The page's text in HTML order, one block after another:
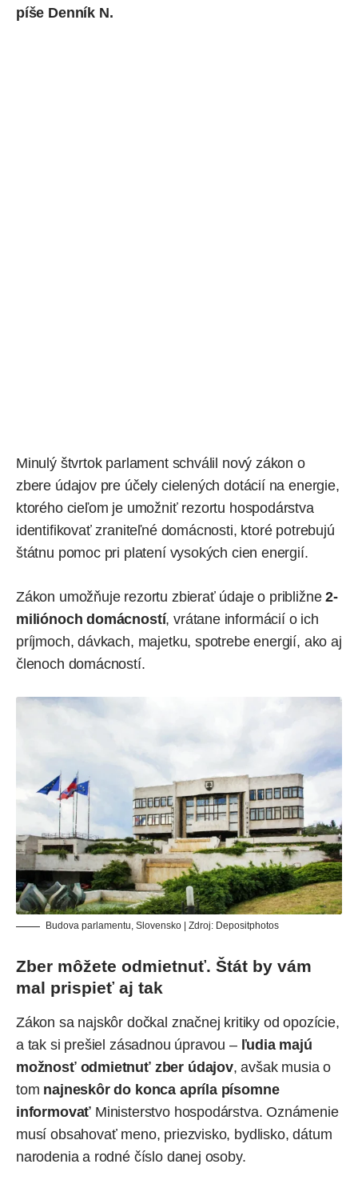
píše Denník N.
Minulý štvrtok parlament schválil nový zákon o
zbere údajov pre účely cielených dotácií na energie,
ktorého cieľom je umožniť rezortu hospodárstva
identifikovať zraniteľné domácnosti, ktoré potrebujú
štátnu pomoc pri platení vysokých cien energií.
Zákon umožňuje rezortu zbierať údaje o približne2-
miliónoch domácností, vrátane informácií o ich
príjmoch, dávkach, majetku, spotrebe energií, ako aj
členoch domácností.
Budova parlamentu, Slovensko | Zdroj: Depositphotos
Zber môžete odmietnuť. Štát by vám
mal prispieť aj tak
Zákon sa najskôr dočkal značnej kritiky od opozície,
a tak si prešiel zásadnou úpravou –ľudia majú
možnosť odmietnuť zber údajov, avšak musia o
tom najneskôr do konca apríla písomne
informovať Ministerstvo hospodárstva. Oznámenie
musí obsahovať meno, priezvisko, bydlisko, dátum
narodenia a rodné číslo danej osoby.